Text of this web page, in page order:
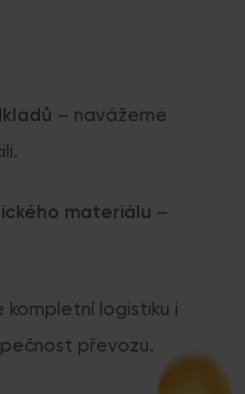
– navážeme
materiálu –
kompletní logistiku i
převozu.